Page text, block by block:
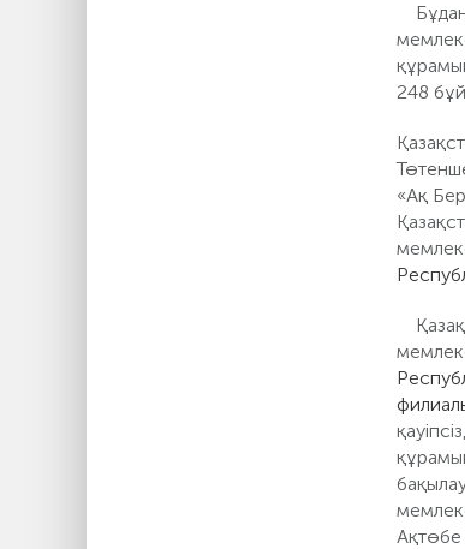
Бұдан
248
«Ақ
Ақтөбе